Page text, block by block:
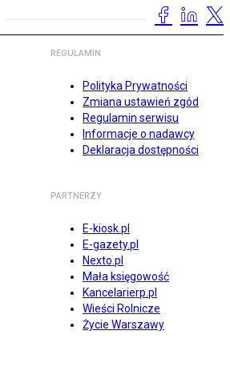
REGULAMIN
Polityka Prywatności
Zmiana ustawień zgód
Regulamin serwisu
Informacje o nadawcy
Deklaracja dostępności
PARTNERZY
E-kiosk.pl
E-gazety.pl
Nexto.pl
Mała księgowość
Kancelarierp.pl
Wieści Rolnicze
Życie Warszawy